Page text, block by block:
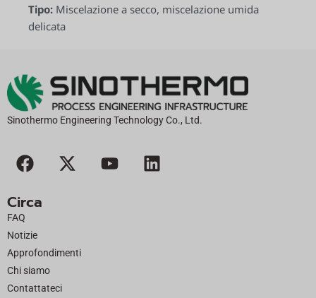
Tipo: Miscelazione a secco, miscelazione umida
delicata
Sinothermo Engineering Technology Co., Ltd.
F
a
e
b
o
o
k
X
-
t
Y
o
L
i
Circa
FAQ
Notizie
Approfondimenti
Chi siamo
Contattateci